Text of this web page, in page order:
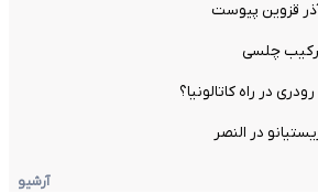
قزوین پیوست
چلسی
در راه کاتالونیا؟
در النصر
آرشیو